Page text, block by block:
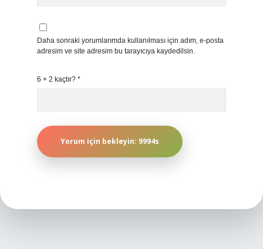
Daha sonraki yorumlarımda kullanılması için adım, e-posta
adresim ve site adresim bu tarayıcıya kaydedilsin.
6 + 2 kaçtır? *